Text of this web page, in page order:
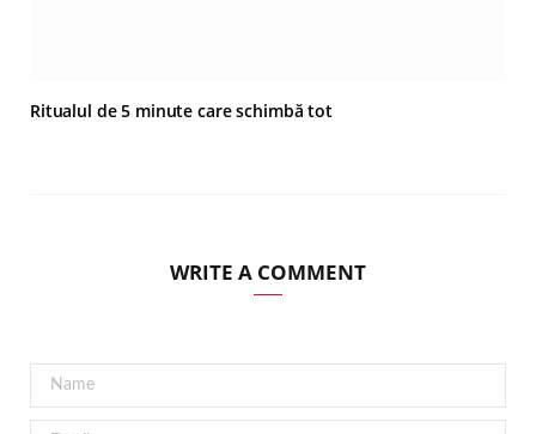
Ritualul de 5 minute care schimbă tot
WRITE A COMMENT